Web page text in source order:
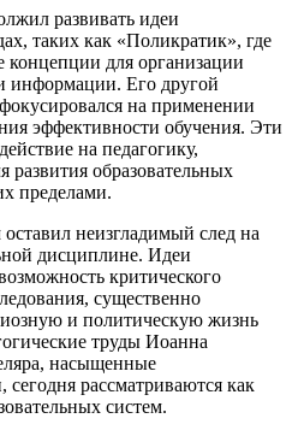
развивать идеи
таких как «Поликратик», где
концепции для организации
информации. Его другой
на применении
эффективности обучения. Эти
на педагогику,
развития образовательных
пределами.
неизгладимый след на
дисциплине. Идеи
критического
существенно
и политическую жизнь
труды Иоанна
насыщенные
рассматриваются как
систем.